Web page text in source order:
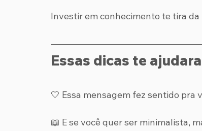
Investir em conhecimento te tira
Essas dicas te
🤍 Essa mensagem fez sentido pra
📖 E se você quer ser minimalista,